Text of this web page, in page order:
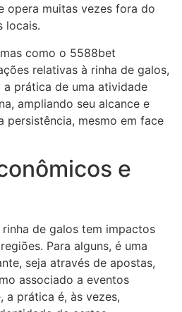
opera muitas vezes fora do
locais.
como o 5588bet
relativas à rinha de galos,
prática de uma atividade
ampliando seu alcance e
persistência, mesmo em face
e
de galos tem impactos
Para alguns, é uma
seja através de apostas,
associado a eventos
a prática é, às vezes,